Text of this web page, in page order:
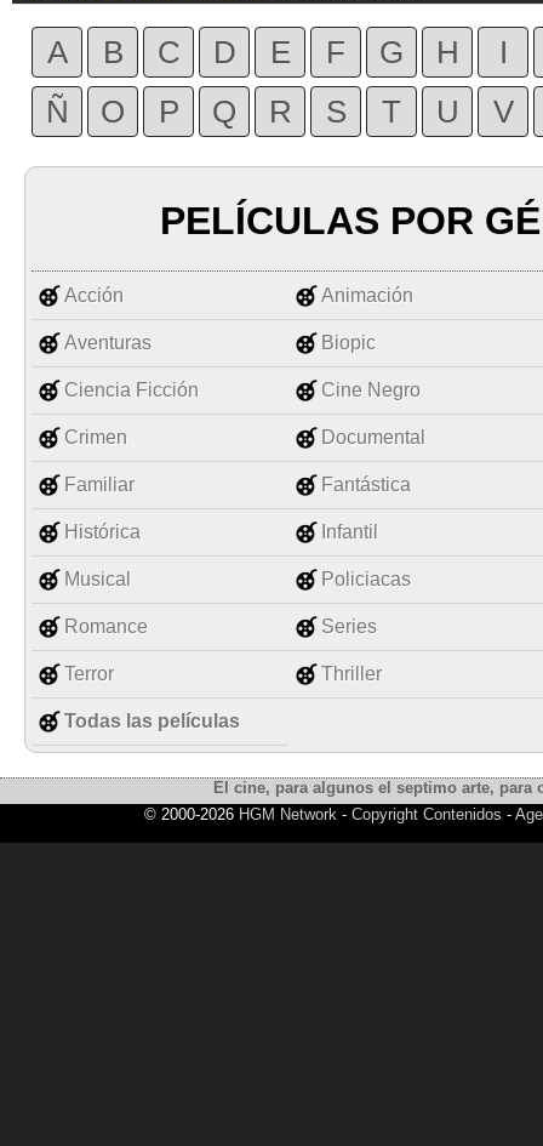
A B C D E F G H
I
Ñ
O P Q R S T U V
PELÍCULAS POR
Acción Animación
Aventuras Biopic
Ciencia Ficción Cine Negro
Crimen Documental
Familiar Fantástica
Histórica Infantil
Musical Policiacas
Romance Series
Terror Thriller
Todas las películas
El cine, para algunos el septimo arte,
© 2000-2026 HGM Network- Copyright Contenidos -